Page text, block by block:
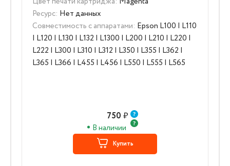
Ресурс: Нет данных
Совместимость с аппаратами: Epson L100 | L110
| L120 | L130 | L132 | L1300 | L200 | L210 | L220 |
L222 | L300 | L310 | L312 | L350 | L355 | L362 |
L365 | L366 | L455 | L456 | L550 | L555 | L565
750 ₽
В наличии
Купить